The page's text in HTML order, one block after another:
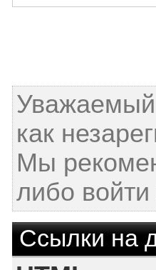
Уважаемый
как
Мы
либо
Ссылки на